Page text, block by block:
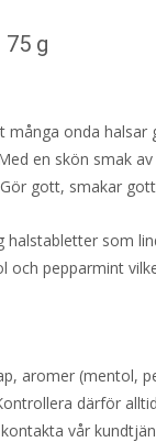
g
många onda
en skön smak
gott, smakar
som
pepparmint
aromer (mentol,
därför
vår